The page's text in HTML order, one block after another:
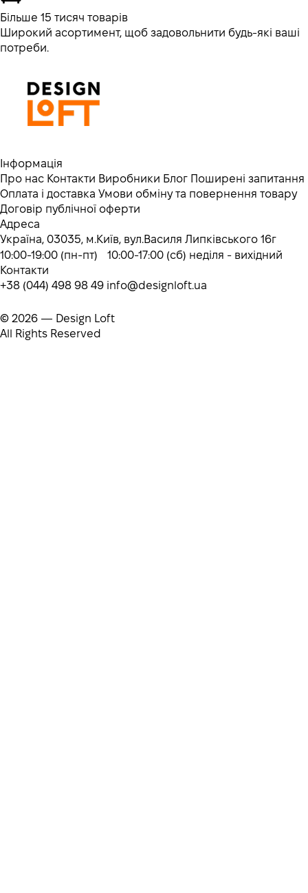
Більше 15 тисяч товарів
Широкий асортимент, щоб задовольнити будь-які ваші
потреби.
Інформація
Про нас Контакти Виробники Блог Поширені запитання
Оплата і доставка Умови обміну та повернення товару
Договір публічної оферти
Адреса
Україна, 03035, м.Київ, вул.Василя Липківського 16г
10:00-19:00 (пн-пт) 10:00-17:00 (сб) неділя - вихідний
Контакти
+38 (044) 498 98 49 info@designloft.ua
© 2026 — Design Loft
All Rights Reserved